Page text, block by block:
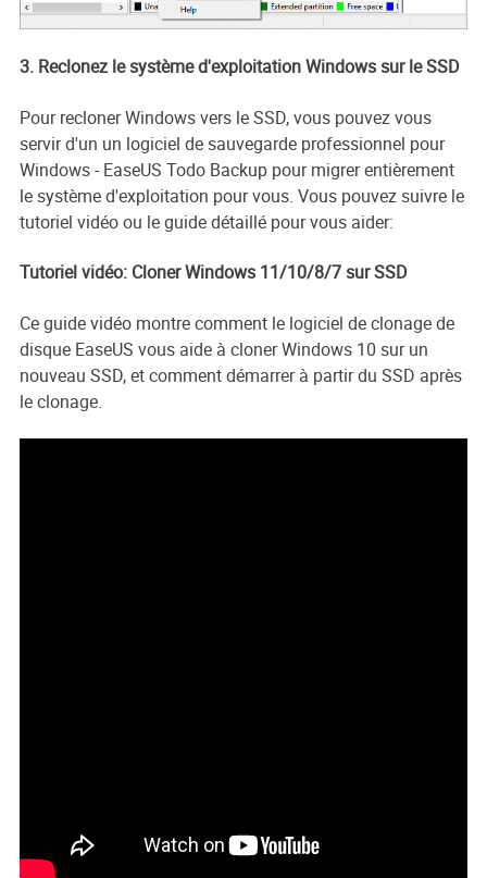
3. Reclonez le système d'exploitation Windows sur le SSD
Pour recloner Windows vers le SSD, vous pouvez vous
servir d'un un logiciel de sauvegarde professionnel pour
Windows - EaseUS Todo Backup pour migrer entièrement
le système d'exploitation pour vous. Vous pouvez suivre le
tutoriel vidéo ou le guide détaillé pour vous aider:
Tutoriel vidéo: Cloner Windows 11/10/8/7 sur SSD
Ce guide vidéo montre comment le logiciel de clonage de
disque EaseUS vous aide à cloner Windows 10 sur un
nouveau SSD, et comment démarrer à partir du SSD après
le clonage.